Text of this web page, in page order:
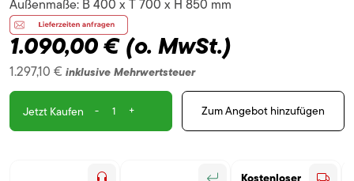
Außenmaße: B 400 x T 700 x H 850 mm
1.090,00 €(o. MwSt.)
1.297,10 € inklusive Mehrwertsteuer
Jetzt Kaufen - + Zum Angebot hinzufügen
Kostenloser